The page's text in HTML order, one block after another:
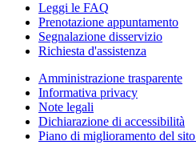
Leggi le FAQ
Prenotazione appuntamento
Segnalazione disservizio
Richiesta d'assistenza
Amministrazione trasparente
Informativa privacy
Note legali
Dichiarazione di accessibilità
Piano di miglioramento del